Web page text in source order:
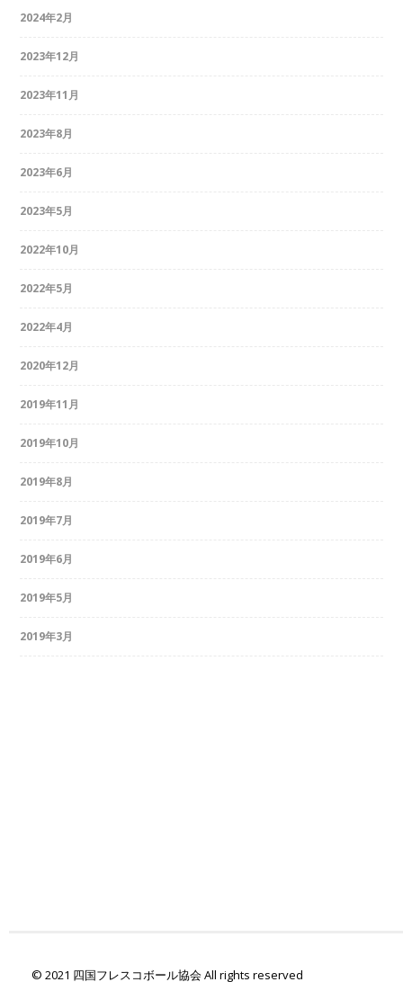
2024年2月
2023年12月
2023年11月
2023年8月
2023年6月
2023年5月
2022年10月
2022年5月
2022年4月
2020年12月
2019年11月
2019年10月
2019年8月
2019年7月
2019年6月
2019年5月
2019年3月
© 2021 四国フレスコボール協会 All rights reserved